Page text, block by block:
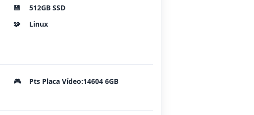
💾
512GB SSD
🧩 Linux
🎮
Pts Placa Vídeo:14604 6GB